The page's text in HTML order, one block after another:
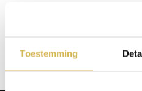
Toestemming
Info aanvragen /
Op